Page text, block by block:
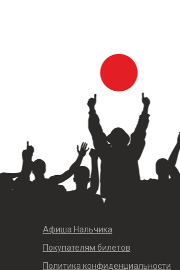
Афиша Нальчика
Покупателям билетов
Политика конфиденциальности